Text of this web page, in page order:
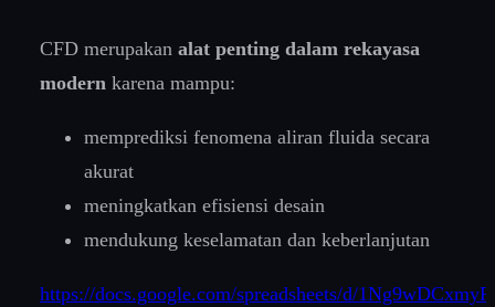
CFD merupakan alat penting dalam rekayasa
modern karena mampu:
memprediksi fenomena aliran fluida secara
akurat
meningkatkan efisiensi desain
mendukung keselamatan dan keberlanjutan
https://docs.google.com/spreadsheets/d/